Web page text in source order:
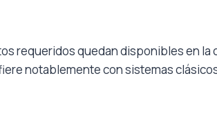
requeridos quedan disponibles en
notablemente con sistemas